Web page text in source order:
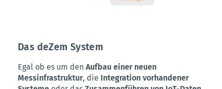
Das deZem System
Egal ob es um den Aufbau einer neuen
Messinfrastruktur, die Integration vorhandener